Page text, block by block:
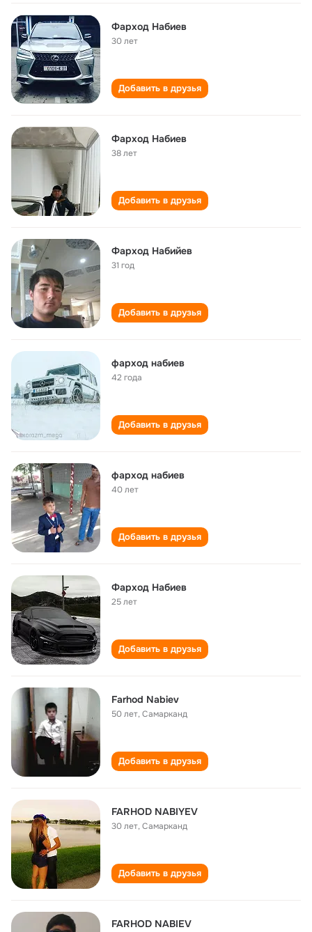
Фарход Набиев
30 лет
Добавить в друзья
Фарход Набиев
38 лет
Добавить в друзья
Фарход Набийев
31 год
Добавить в друзья
фарход набиев
42 года
Добавить в друзья
фарход набиев
40 лет
Добавить в друзья
Фарход Набиев
25 лет
Добавить в друзья
Farhod Nabiev
50 лет,Самарканд
Добавить в друзья
FARHOD NABIYEV
30 лет,Самарканд
Добавить в друзья
FARHOD NABIEV